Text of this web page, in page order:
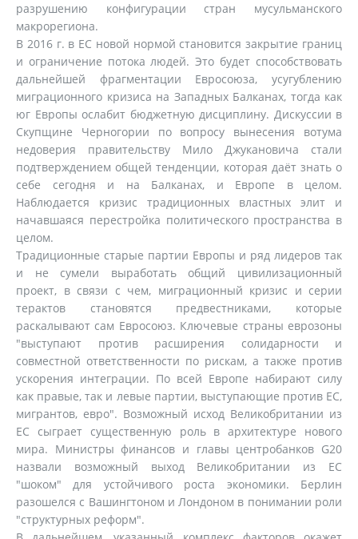
разрушению конфигурации стран мусульманского
макрорегиона.
В 2016 г. в ЕС новой нормой становится закрытие границ
и ограничение потока людей. Это будет способствовать
дальнейшей фрагментации Евросоюза, усугублению
миграционного кризиса на Западных Балканах, тогда как
юг Европы ослабит бюджетную дисциплину. Дискуссии в
Скупщине Черногории по вопросу вынесения вотума
недоверия правительству Мило Джукановича стали
подтверждением общей тенденции, которая даёт знать о
себе сегодня и на Балканах, и Европе в целом.
Наблюдается кризис традиционных властных элит и
начавшаяся перестройка политического пространства в
целом.
Традиционные старые партии Европы и ряд лидеров так
и не сумели выработать общий цивилизационный
проект, в связи с чем, миграционный кризис и серии
терактов становятся предвестниками, которые
раскалывают сам Евросоюз. Ключевые страны еврозоны
"выступают против расширения солидарности и
совместной ответственности по рискам, а также против
ускорения интеграции. По всей Европе набирают силу
как правые, так и левые партии, выступающие против ЕС,
мигрантов, евро". Возможный исход Великобритании из
ЕС сыграет существенную роль в архитектуре нового
мира. Министры финансов и главы центробанков G20
назвали возможный выход Великобритании из ЕС
"шоком" для устойчивого роста экономики. Берлин
разошелся с Вашингтоном и Лондоном в понимании роли
"структурных реформ".